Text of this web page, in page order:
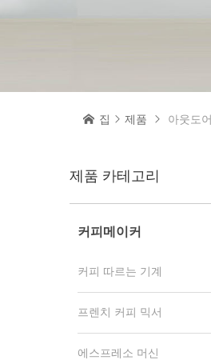
 집  제품  아웃도어
제품 카테고리
커피메이커
커피 따르는 기계
프렌치 커피 믹서
에스프레소 머신